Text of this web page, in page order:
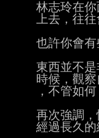
林志玲在
上去，往
也許你會有
東西並不
時候，觀
，不管如
再次強調
經過長久的